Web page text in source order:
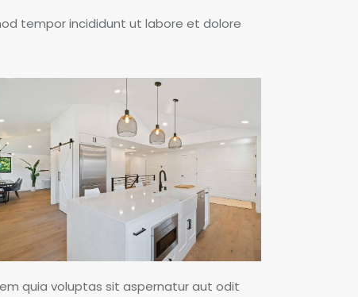
tempor incididunt ut labore et dolore
quia voluptas sit aspernatur aut odit